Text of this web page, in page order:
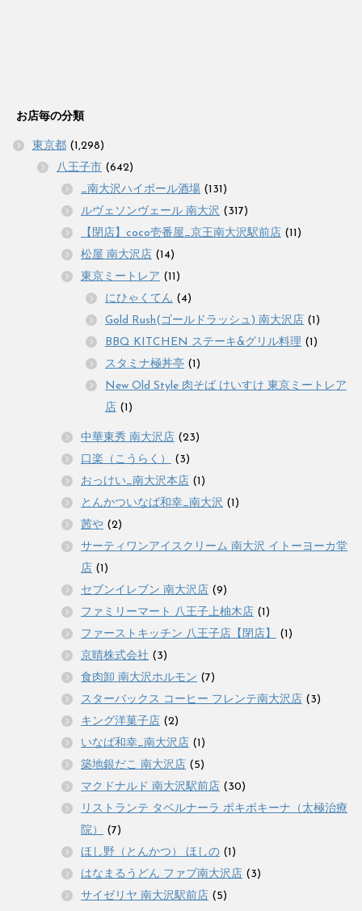
お店毎の分類
東京都 (1,298)
八王子市 (642)
_南大沢ハイボール酒場 (131)
ルヴェソンヴェール 南大沢 (317)
【閉店】coco壱番屋_京王南大沢駅前店 (11)
松屋 南大沢店 (14)
東京ミートレア (11)
にひゃくてん (4)
Gold Rush(ゴールドラッシュ) 南大沢店 (1)
BBQ KITCHEN ステーキ&グリル料理 (1)
スタミナ極丼亭 (1)
New Old Style 肉そば けいすけ 東京ミートレア
店 (1)
中華東秀 南大沢店 (23)
口楽（こうらく）
(3)
おっけい_南大沢本店 (1)
とんかついなば和幸_南大沢 (1)
茜や (2)
サーティワンアイスクリーム 南大沢 イトーヨーカ堂
店 (1)
セブンイレブン 南大沢店 (9)
ファミリーマート 八王子上柚木店 (1)
ファーストキッチン 八王子店【閉店】
(1)
京晴株式会社 (3)
食肉卸 南大沢ホルモン (7)
スターバックス コーヒー フレンテ南大沢店 (3)
キング洋菓子店 (2)
いなば和幸_南大沢店 (1)
築地銀だこ 南大沢店 (5)
マクドナルド 南大沢駅前店 (30)
リストランテ タベルナーラ ボキボキーナ（太極治療
院）
(7)
ほし野（とんかつ） ほしの (1)
はなまるうどん ファブ南大沢店 (3)
サイゼリヤ 南大沢駅前店 (5)